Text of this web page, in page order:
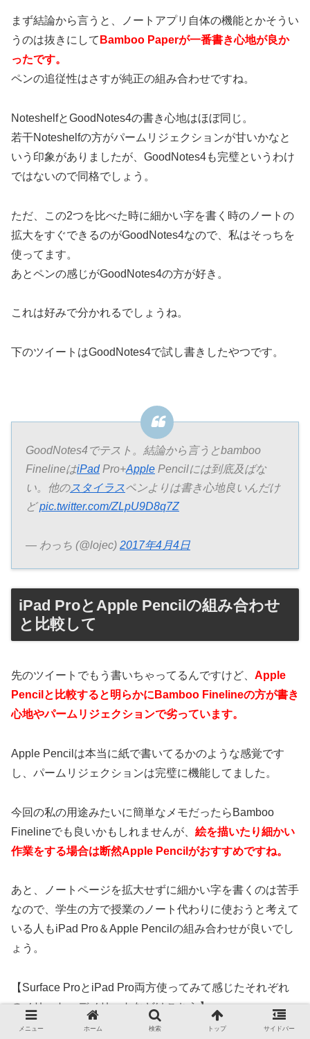
まず結論から言うと、ノートアプリ自体の機能とかそうい
うのは抜きにして Bamboo Paperが一番書き心地が良か
ったです。
ペンの追従性はさすが純正の組み合わせですね。
NoteshelfとGoodNotes4の書き心地はほぼ同じ。
若干Noteshelfの方がパームリジェクションが甘いかなと
いう印象がありましたが、GoodNotes4も完璧というわけ
ではないので同格でしょう。
ただ、この2つを比べた時に細かい字を書く時のノートの
拡大をすぐできるのがGoodNotes4なので、私はそっちを
使ってます。
あとペンの感じがGoodNotes4の方が好き。
これは好みで分かれるでしょうね。
下のツイートはGoodNotes4で試し書きしたやつです。
GoodNotes4でテスト。結論から言うとbamboo
FinelineはiPadPro+Apple Pencilには到底及ばな
い。他のスタイラスペンよりは書き心地良いんだけ
どpic.twitter.com/ZLpU9D8q7Z
— わっち (@lojec) 2017年4月4日
iPad ProとApple Pencilの組み合わせ
と比較して
先のツイートでもう書いちゃってるんですけど、 Apple
Pencilと比較すると明らかにBamboo Finelineの方が書き
心地やパームリジェクションで劣っています。
Apple Pencilは本当に紙で書いてるかのような感覚です
し、パームリジェクションは完璧に機能してました。
今回の私の用途みたいに簡単なメモだったらBamboo
Finelineでも良いかもしれませんが、 絵を描いたり細かい
作業をする場合は断然Apple Pencilがおすすめですね。
あと、ノートページを拡大せずに細かい字を書くのは苦手
なので、学生の方で授業のノート代わりに使おうと考えて
いる人もiPad Pro＆Apple Pencilの組み合わせが良いでし
ょう。
【Surface ProとiPad Pro両方使ってみて感じたそれぞれ
のメリット・デメリットなどはこちら】
メニュー ホーム 検索 トップ サイドバー